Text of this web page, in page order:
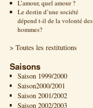
L’amour, quel amour ?
Le destin d’une société
dépend t-il de la volonté des
hommes?
> Toutes les restitutions
Saisons
Saison 1999/2000
Saison2000/2001
Saison 2001/2002
Saison 2002/2003